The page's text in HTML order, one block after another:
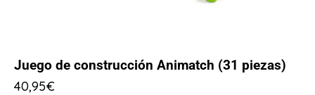
Juego de construcción Animatch (31 piezas)
40,95€